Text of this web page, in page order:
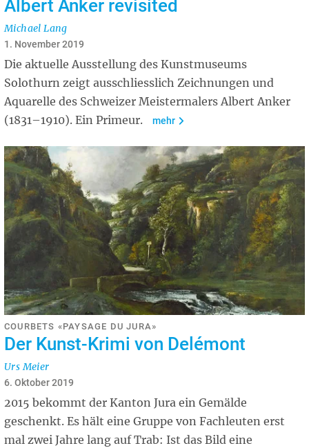
Albert Anker revisited
Michael Lang
1. November 2019
Die aktuelle Ausstellung des Kunstmuseums
Solothurn zeigt ausschliesslich Zeichnungen und
Aquarelle des Schweizer Meistermalers Albert Anker
(1831–1910). Ein Primeur.
mehr
COURBETS «PAYSAGE DU JURA»
Der Kunst-Krimi von Delémont
Urs Meier
6. Oktober 2019
2015 bekommt der Kanton Jura ein Gemälde
geschenkt. Es hält eine Gruppe von Fachleuten erst
mal zwei Jahre lang auf Trab: Ist das Bild eine